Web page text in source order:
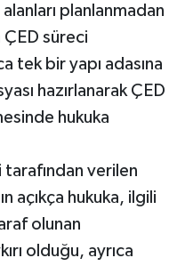
planlanmadan
ÇED süreci
tek bir yapı adasına
hazırlanarak ÇED
hukuka
verilen
açıkça hukuka, ilgili
olunan
olduğu, ayrıca